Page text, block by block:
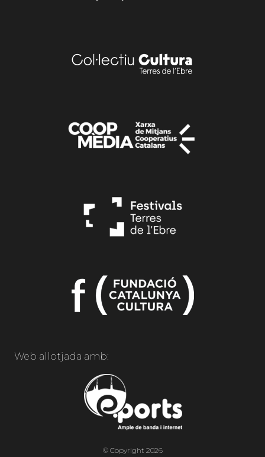
Web allotjada amb:
© Copyright 2026